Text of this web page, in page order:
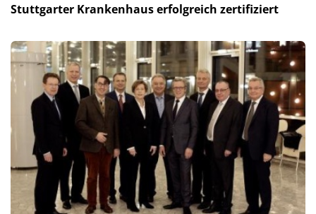
Stuttgarter Krankenhaus erfolgreich zertifiziert